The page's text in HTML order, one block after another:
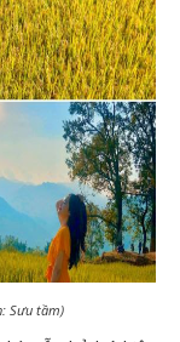
Sưu tầm)